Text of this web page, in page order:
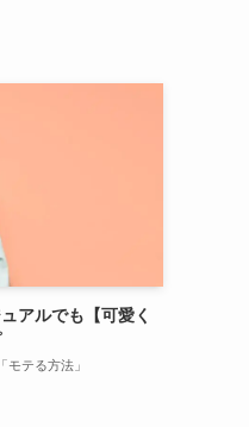
アルでも【可愛く
モテる方法」